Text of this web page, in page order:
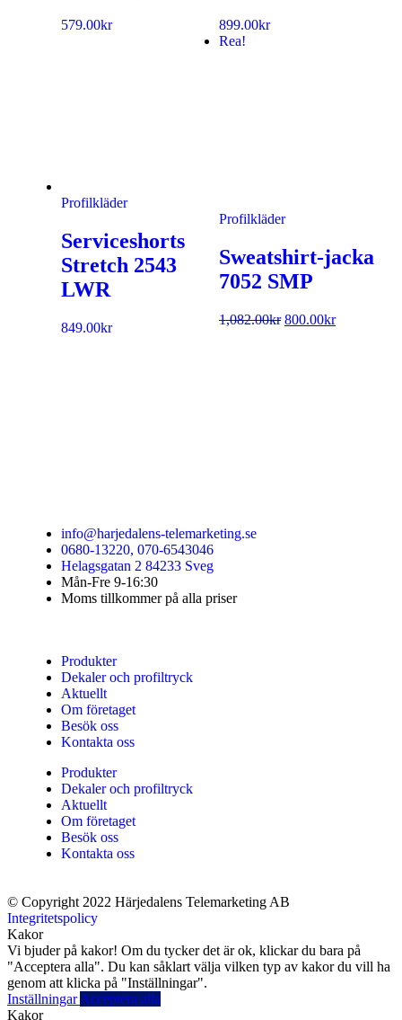
579.00kr 899.00kr
Profilkläder
Serviceshorts
Stretch 2543
LWR
849.00kr
Rea!
Profilkläder
Sweatshirt-jacka
7052 SMP
1,082.00kr 800.00kr
info@harjedalens-telemarketing.se
0680-13220, 070-6543046
Helagsgatan 2 84233 Sveg
Mån-Fre 9-16:30
Moms tillkommer på alla priser
Produkter
Dekaler och profiltryck
Aktuellt
Om företaget
Besök oss
Kontakta oss
Produkter
Dekaler och profiltryck
Aktuellt
Om företaget
Besök oss
Kontakta oss
© Copyright 2022 Härjedalens Telemarketing AB
Integritetspolicy
Kakor
Vi bjuder på kakor! Om du tycker det är ok, klickar du bara på
"Acceptera alla". Du kan såklart välja vilken typ av kakor du vill ha
genom att klicka på "Inställningar".
InställningarAcceptera alla
Kakor